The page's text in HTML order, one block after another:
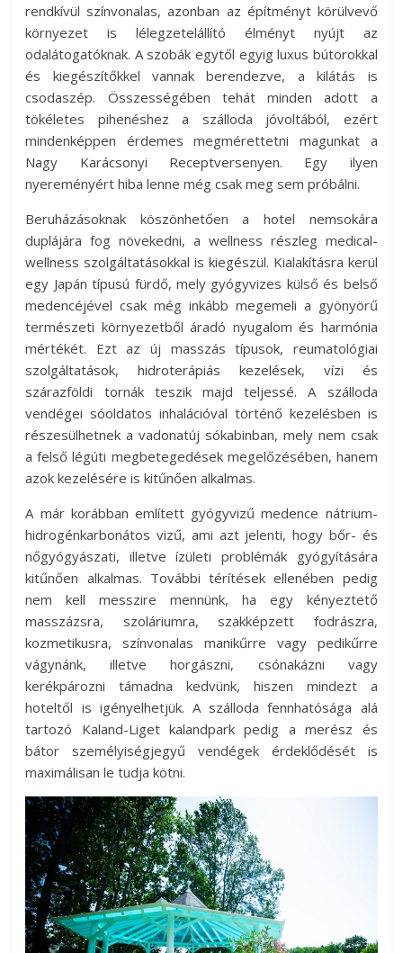
rendkívül színvonalas, azonban az építményt körülvevő
környezet is lélegzetelállító élményt nyújt az
odalátogatóknak. A szobák egytől egyig luxus bútorokkal
és kiegészítőkkel vannak berendezve, a kilátás is
csodaszép. Összességében tehát minden adott a
tökéletes pihenéshez a szálloda jóvoltából, ezért
mindenképpen érdemes megmérettetni magunkat a
Nagy Karácsonyi Receptversenyen. Egy ilyen
nyereményért hiba lenne még csak meg sem próbálni.
Beruházásoknak köszönhetően a hotel nemsokára
duplájára fog növekedni, a wellness részleg medical-
wellness szolgáltatásokkal is kiegészül. Kialakításra kerül
egy Japán típusú fürdő, mely gyógyvizes külső és belső
medencéjével csak még inkább megemeli a gyönyörű
természeti környezetből áradó nyugalom és harmónia
mértékét. Ezt az új masszás típusok, reumatológiai
szolgáltatások, hidroterápiás kezelések, vízi és
szárazföldi tornák teszik majd teljessé. A szálloda
vendégei sóoldatos inhalációval történő kezelésben is
részesülhetnek a vadonatúj sókabinban, mely nem csak
a felső légúti megbetegedések megelőzésében, hanem
azok kezelésére is kitűnően alkalmas.
A már korábban említett gyógyvizű medence nátrium-
hidrogénkarbonátos vizű, ami azt jelenti, hogy bőr- és
nőgyógyászati, illetve ízületi problémák gyógyítására
kitűnően alkalmas. További térítések ellenében pedig
nem kell messzire mennünk, ha egy kényeztető
masszázsra, szoláriumra, szakképzett fodrászra,
kozmetikusra, színvonalas manikűrre vagy pedikűrre
vágynánk, illetve horgászni, csónakázni vagy
kerékpározni támadna kedvünk, hiszen mindezt a
hoteltől is igényelhetjük. A szálloda fennhatósága alá
tartozó Kaland-Liget kalandpark pedig a merész és
bátor személyiségjegyű vendégek érdeklődését is
maximálisan le tudja kötni.